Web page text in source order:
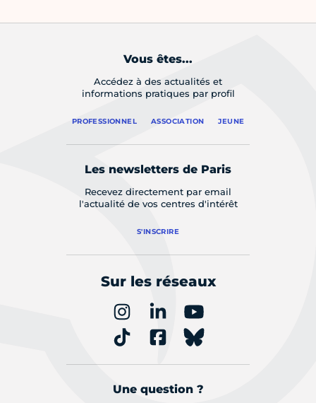
Vous êtes...
Accédez à des actualités et
informations pratiques par profil
PROFESSIONNEL ASSOCIATION JEUNE
Les newsletters de Paris
Recevez directement par email
l'actualité de vos centres d'intérêt
S'INSCRIRE
Sur les réseaux
Une question ?